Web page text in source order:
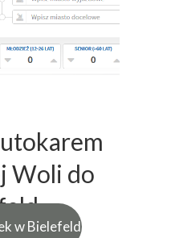
w Bielefeld
Woli do